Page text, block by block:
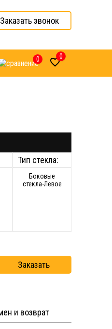
Заказать звонок
0 0
Тип стекла:
Боковые
стекла-Левое
Заказать
и возврат